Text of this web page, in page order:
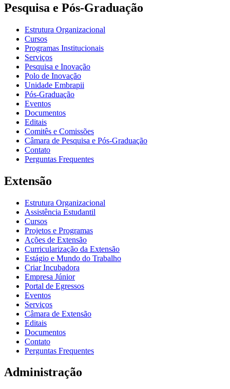
Pesquisa e Pós-Graduação
Estrutura Organizacional
Cursos
Programas Institucionais
Serviços
Pesquisa e Inovação
Polo de Inovação
Unidade Embrapii
Pós-Graduação
Eventos
Documentos
Editais
Comitês e Comissões
Câmara de Pesquisa e Pós-Graduação
Contato
Perguntas Frequentes
Extensão
Estrutura Organizacional
Assistência Estudantil
Cursos
Projetos e Programas
Ações de Extensão
Curricularização da Extensão
Estágio e Mundo do Trabalho
Criar Incubadora
Empresa Júnior
Portal de Egressos
Eventos
Serviços
Câmara de Extensão
Editais
Documentos
Contato
Perguntas Frequentes
Administração